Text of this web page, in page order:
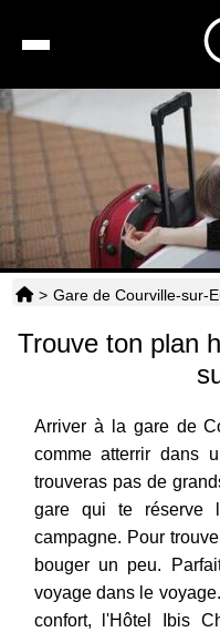
> Gare de Courville-sur-
Trouve ton plan
Arriver à la gare de
comme atterrir dans
trouveras pas de
gare qui te
campagne. Pour
bouger un peu.
voyage dans le
confort, l'Hôtel Ibis